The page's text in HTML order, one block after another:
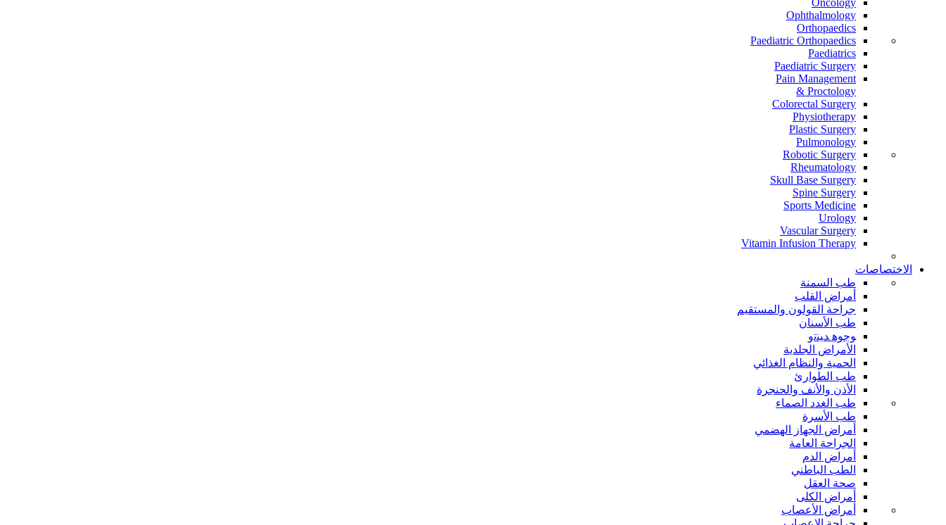
Ophthalmology
Orthopaedics
Paediatric Orthopaedics
Paediatrics
Paediatric Surgery
Pain Management
Proctology &
Colorectal Surgery
Physiotherapy
Plastic Surgery
Pulmonology
Robotic Surgery
Rheumatology
Skull Base Surgery
Spine Surgery
Sports Medicine
Urology
Vascular Surgery
Vitamin Infusion Therapy
الاختصاصات
طب السمنة
أمراض القلب
جراحة القولون والمستقيم
طب الأسنان
ﻮﺟﻮﻫ ﺪﻴﻨﺗﻭ
الأمراض الجلدية
الحمية والنظام الغذائي
طب الطوارئ
الأذن والأنف والحنجرة
طب الغدد الصماء
طب الأسرة
أمراض الجهاز الهضمي
الجراحة العامة
أمراض الدم
الطب الباطني
صحة العقل
أمراض الكلى
أمراض الأعصاب